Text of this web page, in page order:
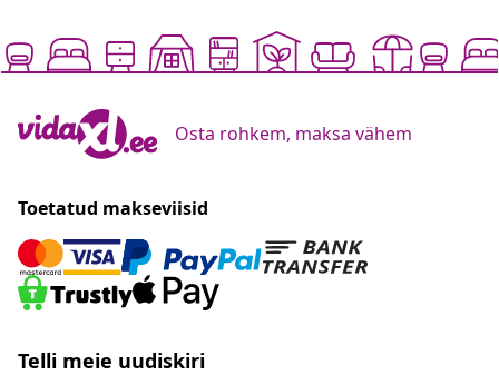
Osta rohkem, maksa vähem
Toetatud makseviisid
Telli meie uudiskiri